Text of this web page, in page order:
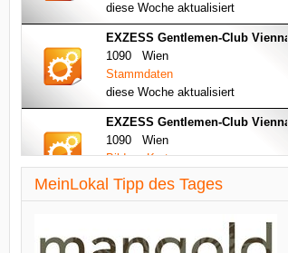
diese Woche aktualisiert
EXZESS Gentlemen-Club Vienna
1090 Wien
Stammdaten
diese Woche aktualisiert
EXZESS Gentlemen-Club Vienna
1090 Wien
Bilder - Karte
diese Woche aktualisiert
Veranstaltungen
MeinLokal Tipp des Tages